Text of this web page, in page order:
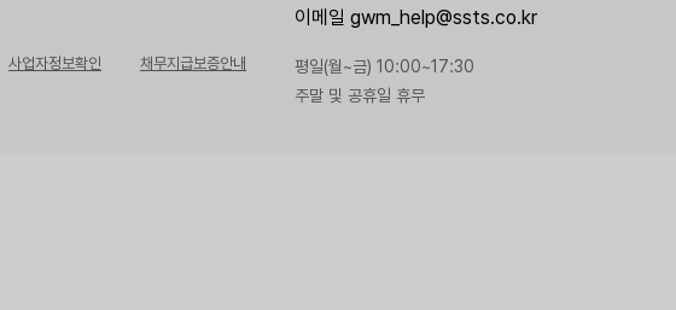
사업자정보확인
채무지급보증안내
이메일 gwm_help@ssts.co.kr
평일(월~금) 10:00~17:30
주말 및 공휴일 휴무